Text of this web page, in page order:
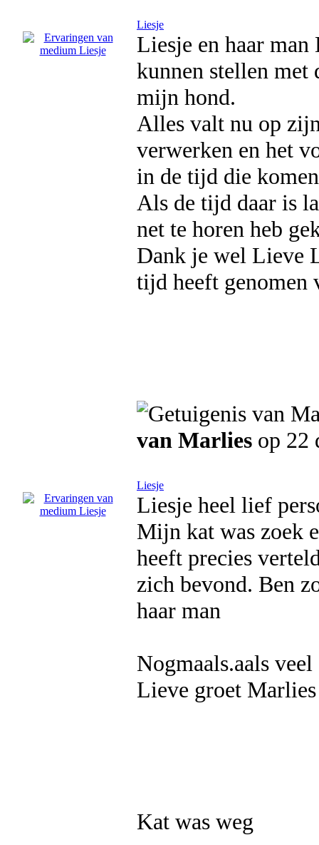
Liesje
Liesje en haar
kunnen stellen met
mijn hond.
Alles valt nu op
verwerken en het
in de tijd die
Als de tijd daar is
net te horen heb
Dank je wel Lieve
tijd heeft genomen
van Marlies op 22
Liesje
Liesje heel lief
Mijn kat was zoek
heeft precies
zich bevond. Ben
haar man
Nogmaals.aals veel
Lieve groet Marlies
Kat was weg